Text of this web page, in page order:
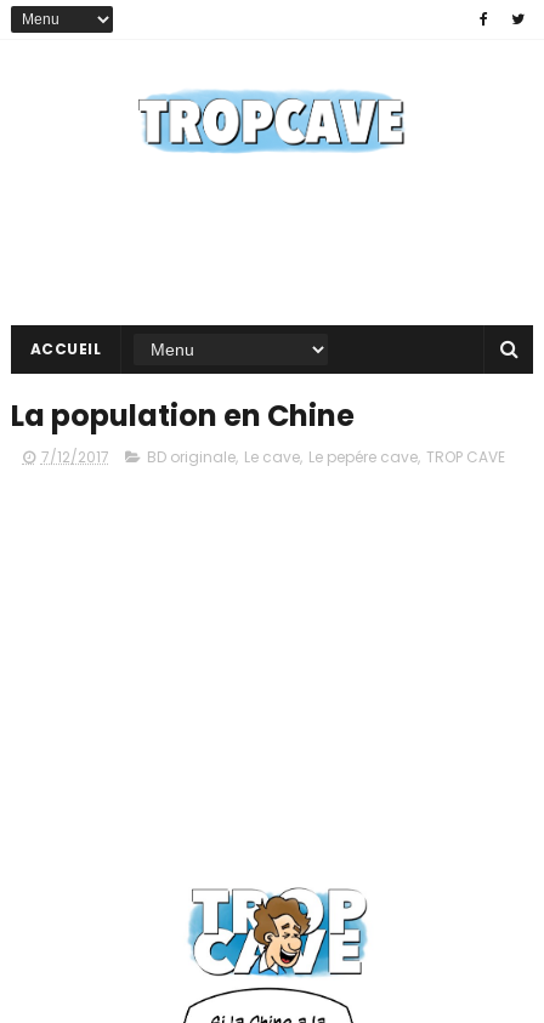
ACCUEIL
La population en Chine
7/12/2017 BD originale, Le cave, Le pepére cave, TROP CAVE